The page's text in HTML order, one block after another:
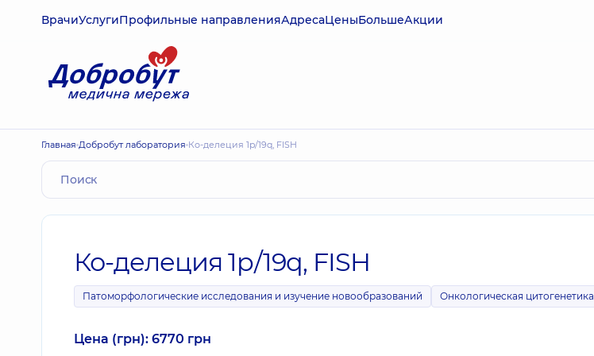
ВрачиУслугиПрофильные направленияАдресаЦеныБольшеАкции
Главная Добробут лаборатория Ко-делеция 1p/19q, FISH
Ко-делеция 1p/19q, FISH
Патоморфологические исследования и изучение новообразований Онкологическая цитогенетика
Цена (грн): 6770 грн